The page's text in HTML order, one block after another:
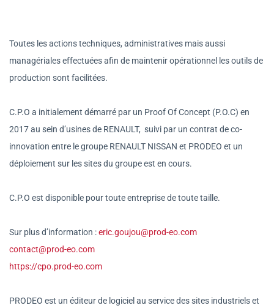
Toutes les actions techniques, administratives mais aussi
managériales effectuées afin de maintenir opérationnel les outils de
production sont facilitées.
C.P.O a initialement démarré par un Proof Of Concept (P.O.C) en
2017 au sein d’usines de RENAULT, suivi par un contrat de co-
innovation entre le groupe RENAULT NISSAN et PRODEO et un
déploiement sur les sites du groupe est en cours.
C.P.O est disponible pour toute entreprise de toute taille.
Sur plus d’information :eric.goujou@prod-eo.com
contact@prod-eo.com
https://cpo.prod-eo.com
PRODEO est un éditeur de logiciel au service des sites industriels et